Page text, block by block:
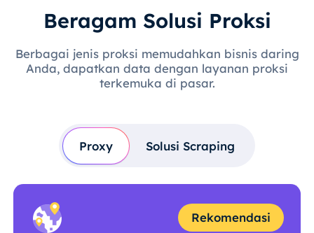
Beragam Solusi Proksi
Berbagai jenis proksi memudahkan bisnis daring
Anda, dapatkan data dengan layanan proksi
terkemuka di pasar.
Proxy Solusi Scraping
Rekomendasi